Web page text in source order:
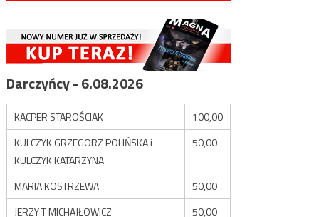
Darczyńcy - 6.08.2026
KACPER STAROŚCIAK
100,00
KULCZYK GRZEGORZ POLIŃSKA i
KULCZYK KATARZYNA
50,00
MARIA KOSTRZEWA
50,00
JERZY T MICHAJŁOWICZ
50,00